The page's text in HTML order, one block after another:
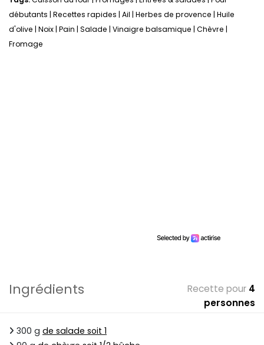
débutants Recettes rapides Ail Herbes de provence Huile
d'olive Noix Pain Salade Vinaigre balsamique Chèvre
Fromage
Ingrédients Recette pour 4
personnes
300 g de salade soit 1